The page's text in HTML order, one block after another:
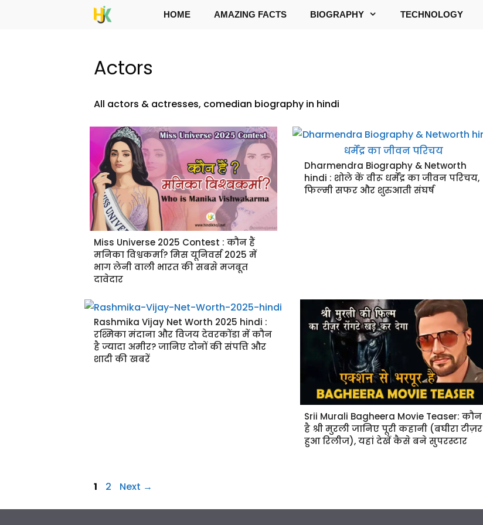
HOME AMAZING FACTS BIOGRAPHY TECHNOLOGY
Actors
All actors & actresses, comedian biography in hindi
Miss Universe 2025 Contest : कौन हैं
मनिका विश्वकर्मा? मिस यूनिवर्स 2025 में
भाग लेनी वाली भारत की सबसे मजबूत
दावेदार
Dharmendra Biography & Networth
hindi : शोले कें वीरू धर्मेंद्र का जीवन परिचय,
फिल्मी सफर और शुरुआती संघर्ष
Rashmika Vijay Net Worth 2025 hindi :
रश्मिका मंदाना और विजय देवरकोंडा में कौन
है ज्यादा अमीर? जानिए दोनों की संपत्ति और
शादी की खबरें
Srii Murali Bagheera Movie Teaser: कौन
है श्री मुरली जानिए पूरी कहानी (बघीरा टीज़र
हुआ रिलीज), यहां देखें कैसे बने सुपरस्टार
Page
1 Page
2 Next →